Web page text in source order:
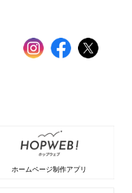
ホームページ制作アプリ